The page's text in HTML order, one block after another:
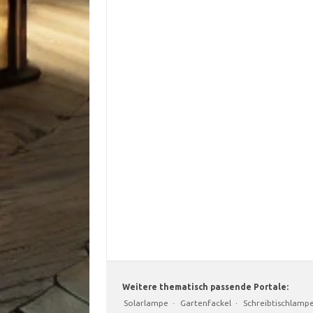
Weitere thematisch passende Portale:
Solarlampe · Gartenfackel · Schreibtischlampe